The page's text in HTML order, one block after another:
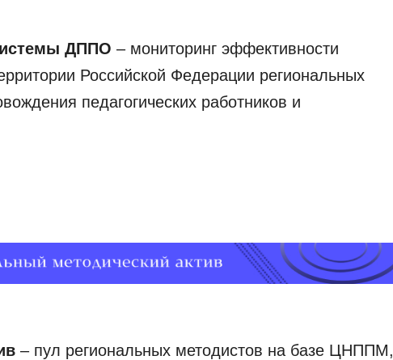
ДППО – мониторинг эффективности
Российской Федерации региональных
педагогических работников и
– пул региональных методистов на базе ЦНППМ,